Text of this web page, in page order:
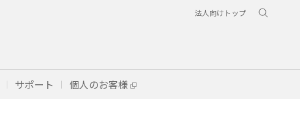
法人向けトップ
サポート 個人のお客様